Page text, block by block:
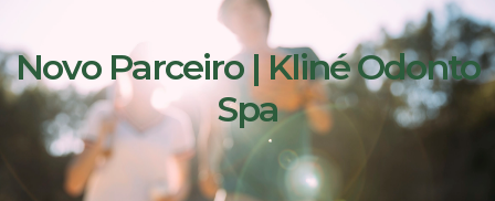
Novo Parceiro | Kliné Odonto
Spa